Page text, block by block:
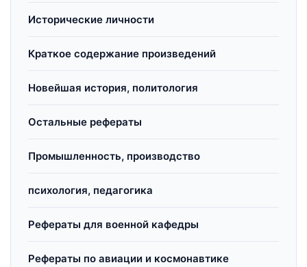
Исторические личности
Краткое содержание произведений
Новейшая история, политология
Остальные рефераты
Промышленность, производство
психология, педагогика
Рефераты для военной кафедры
Рефераты по авиации и космонавтике